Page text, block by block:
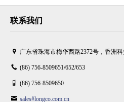
联系我们
广东省珠海市梅华西路2372号，香洲
(86) 756-8509651/652/653
(86) 756-8509650
sales#longco.com.cn